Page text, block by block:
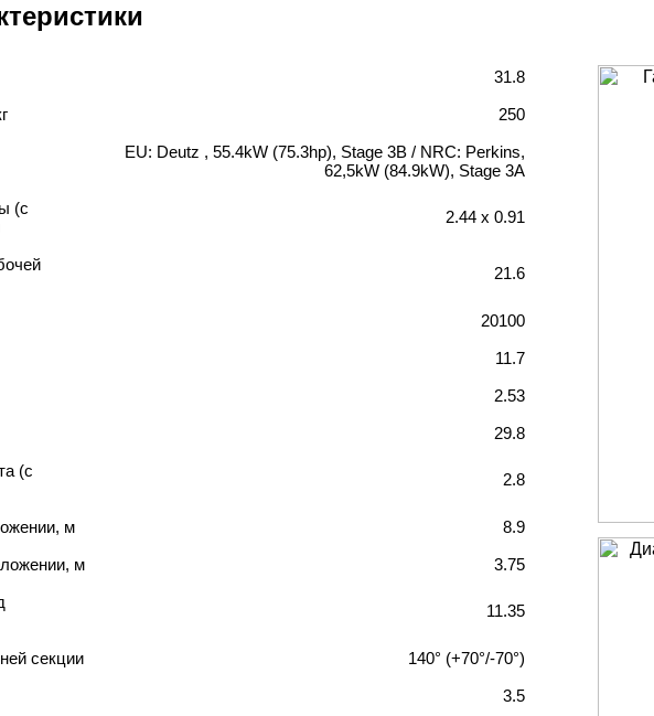
31.8
250
EU: Deutz , 55.4kW (75.3hp), Stage 3B / NRC: Perkins,
62,5kW (84.9kW), Stage 3A
(с
2.44 х 0.91
21.6
20100
11.7
2.53
29.8
(с
2.8
м
8.9
м
3.75
11.35
секции
140° (+70°/-70°)
3.5